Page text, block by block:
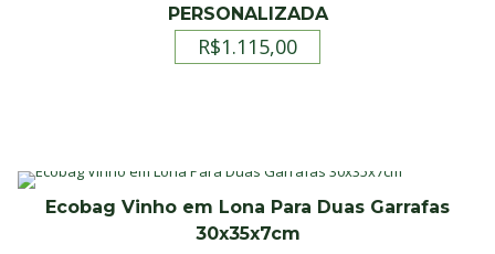
PERSONALIZADA
R$1.115,00
Ecobag Vinho em Lona Para Duas Garrafas
30x35x7cm